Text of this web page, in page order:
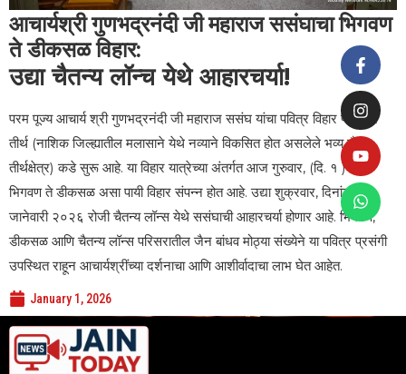
आचार्यश्री गुणभद्रनंदी जी महाराज ससंघाचा भिगवण
ते डीकसळ विहार:
उद्या चैतन्य लॉन्च येथे आहारचर्या!
परम पूज्य आचार्य श्री गुणभद्रनंदी जी महाराज ससंघ यांचा पवित्र विहार णमोकार
तीर्थ (नाशिक जिल्ह्यातील मलासाने येथे नव्याने विकसित होत असलेले भव्य जैन
तीर्थक्षेत्र) कडे सुरू आहे. या विहार यात्रेच्या अंतर्गत आज गुरुवार, (दि. १ ) रोजी
भिगवण ते डीकसळ असा पायी विहार संपन्न होत आहे. उद्या शुक्रवार, दिनांक २
जानेवारी २०२६ रोजी चैतन्य लॉन्स येथे ससंघाची आहारचर्या होणार आहे. भिगवण,
डीकसळ आणि चैतन्य लॉन्स परिसरातील जैन बांधव मोठ्या संख्येने या पवित्र प्रसंगी
उपस्थित राहून आचार्यश्रींच्या दर्शनाचा आणि आशीर्वादाचा लाभ घेत आहेत.
January 1, 2026